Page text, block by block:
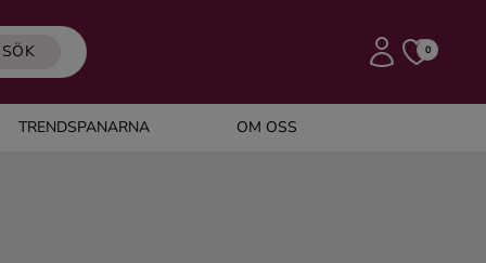
SÖK 0
TRENDSPANARNA OM OSS